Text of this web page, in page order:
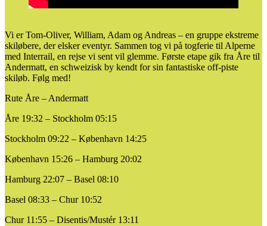
Vi er Tom-Oliver, William, Adam og Andreas – en gruppe ekstreme
skiløbere, der elsker eventyr. Sammen tog vi på togferie til Alperne
med Interrail, en rejse vi sent vil glemme. Første etape gik fra Åre til
Andermatt, en schweizisk by kendt for sin fantastiske off-piste
skiløb. Følg med!
Rute Åre – Andermatt
Åre 19:32 – Stockholm 05:15
Stockholm 09:22 – København 14:25
København 15:26 – Hamburg 20:02
Hamburg 22:07 – Basel 08:10
Basel 08:33 – Chur 10:52
Chur 11:55 – Disentis/Mustér 13:11